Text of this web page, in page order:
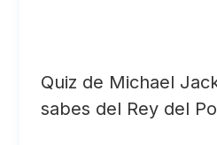
Quiz de Michael
sabes del Rey del